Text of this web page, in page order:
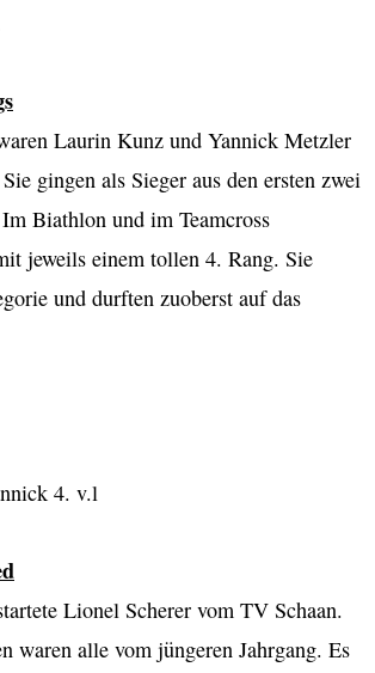
Laurin Kunz und Yannick Metzler
gingen als Sieger aus den ersten zwei
Biathlon und im Teamcross
jeweils einem tollen 4. Rang. Sie
und durften zuoberst auf das
4. v.l
Lionel Scherer vom TV Schaan.
waren alle vom jüngeren Jahrgang. Es